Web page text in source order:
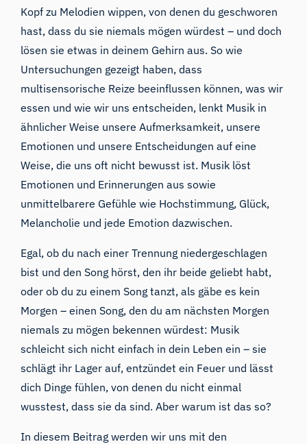
Kopf zu Melodien wippen, von denen du geschworen
hast, dass du sie niemals mögen würdest – und doch
lösen sie etwas in deinem Gehirn aus. So wie
Untersuchungen gezeigt haben,dass
multisensorische Reize beeinflussen können, was wir
essen und wie wir uns entscheiden, lenkt Musik in
ähnlicher Weise unsere Aufmerksamkeit, unsere
Emotionen und unsere Entscheidungen auf eine
Weise, die uns oft nicht bewusst ist. Musik löst
Emotionen und Erinnerungen aus sowie
unmittelbarere Gefühle wie Hochstimmung, Glück,
Melancholie und jede Emotion dazwischen.
Egal, ob du nach einer Trennung niedergeschlagen
bist und den Song hörst, den ihr beide geliebt habt,
oder ob du zu einem Song tanzt, als gäbe es kein
Morgen – einen Song, den du am nächsten Morgen
niemals zu mögen bekennen würdest: Musik
schleicht sich nicht einfach in dein Leben ein – sie
schlägt ihr Lager auf, entzündet ein Feuer und lässt
dich Dinge fühlen, von denen du nicht einmal
wusstest, dass sie da sind. Aber warum ist das so?
In diesem Beitrag werden wir uns mit den